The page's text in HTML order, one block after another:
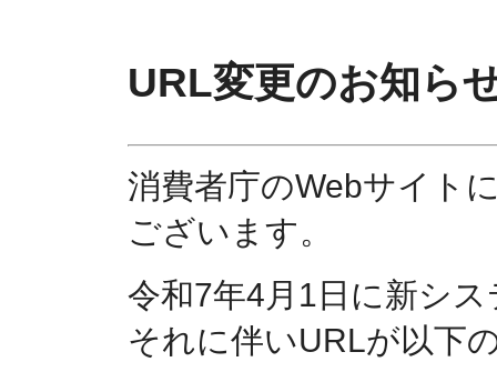
URL変更のお知ら
消費者庁のWebサイト
ございます。
令和7年4月1日に新シ
それに伴いURLが以下